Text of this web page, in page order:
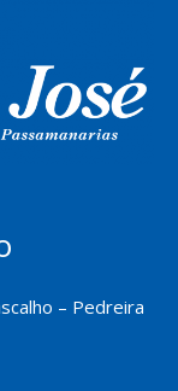
– Pedreira